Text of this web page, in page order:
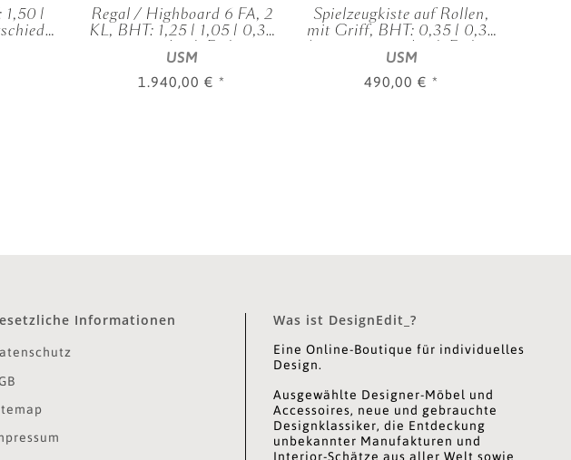
1,50 | Regal / Highboard 6 FA, 2
KL, BHT: 1,25 | 1,05 | 0,35
m, verschied. Farben
USM
1.940,00 € *
Spielzeugkiste auf Rollen,
mit Griff, BHT: 0,35 | 0,35
| 0,35 m, verschied. Farben
USM
490,00 € *
Informationen Was ist DesignEdit_?
Eine Online-Boutique für individuelles
Design.
Ausgewählte Designer-Möbel und
Accessoires, neue und gebrauchte
Designklassiker, die Entdeckung
unbekannter Manufakturen und
Interior-Schätze aus aller Welt sowie